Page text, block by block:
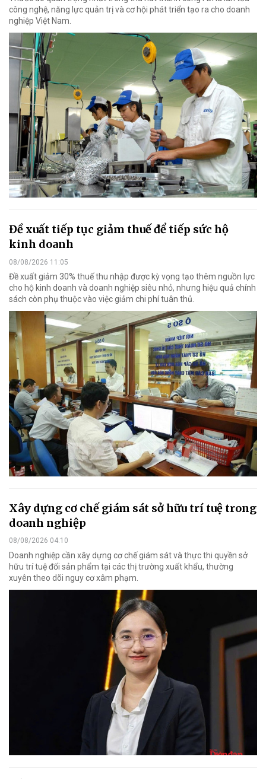
công nghệ, năng lực quản trị và cơ hội phát triển tạo ra cho doanh
nghiệp Việt Nam.
Đề xuất tiếp tục giảm thuế để tiếp sức hộ
kinh doanh
08/08/2026 11:05
Đề xuất giảm 30% thuế thu nhập được kỳ vọng tạo thêm nguồn lực
cho hộ kinh doanh và doanh nghiệp siêu nhỏ, nhưng hiệu quả chính
sách còn phụ thuộc vào việc giảm chi phí tuân thủ.
Xây dựng cơ chế giám sát sở hữu trí tuệ trong
doanh nghiệp
08/08/2026 04:10
Doanh nghiệp cần xây dựng cơ chế giám sát và thực thi quyền sở
hữu trí tuệ đối sản phẩm tại các thị trường xuất khẩu, thường
xuyên theo dõi nguy cơ xâm phạm.